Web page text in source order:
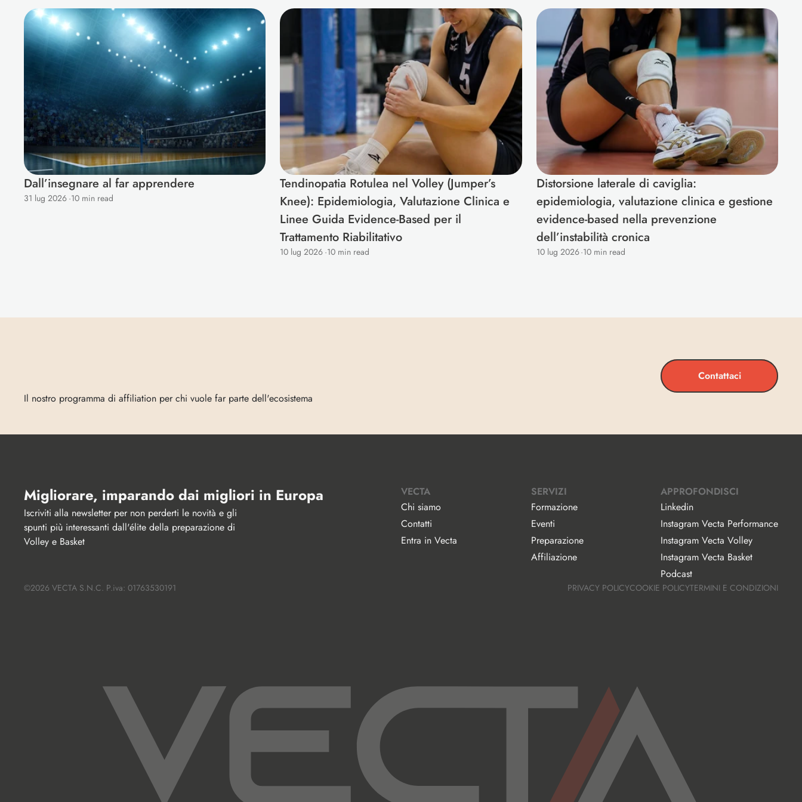
Dall’insegnare al far apprendere
31 lug 2026 ·10 min read
Tendinopatia Rotulea nel Volley (Jumper’s
Knee): Epidemiologia, Valutazione Clinica e
Linee Guida Evidence-Based per il
Trattamento Riabilitativo
10 lug 2026 ·10 min read
Distorsione laterale di caviglia:
epidemiologia, valutazione clinica e gestione
evidence-based nella prevenzione
dell’instabilità cronica
10 lug 2026·10 min read
Il nostro programma di affiliation per chi vuole far parte dell'ecosistema
Contattaci
Migliorare, imparando dai migliori in Europa
Iscriviti alla newsletter per non perderti le novità e gli
spunti più interessanti dall'élite della preparazione di
Volley e Basket
VECTA
Chi siamo
Contatti
Entra in Vecta
SERVIZI
Formazione
Eventi
Preparazione
Affiliazione
APPROFONDISCI
Linkedin
Instagram Vecta Performance
Instagram Vecta Volley
Instagram Vecta Basket
Podcast
©2026 VECTA S.N.C. P.iva: 01763530191 PRIVACY POLICYCOOKIE POLICYTERMINI E CONDIZIONI